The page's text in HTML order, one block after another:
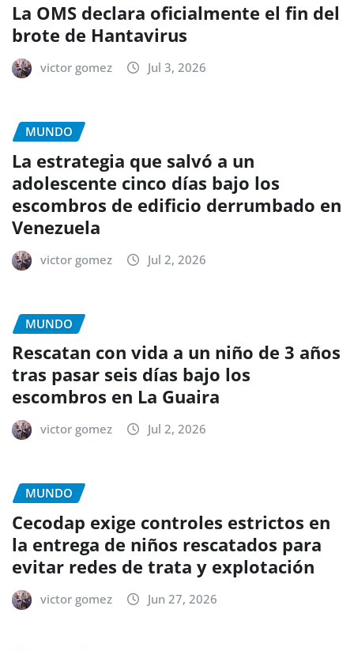
La OMS declara oficialmente el fin del
brote de Hantavirus
victor gomez Jul 3, 2026
MUNDO
La estrategia que salvó a un
adolescente cinco días bajo los
escombros de edificio derrumbado en
Venezuela
victor gomez Jul 2, 2026
MUNDO
Rescatan con vida a un niño de 3 años
tras pasar seis días bajo los
escombros en La Guaira
victor gomez Jul 2, 2026
MUNDO
Cecodap exige controles estrictos en
la entrega de niños rescatados para
evitar redes de trata y explotación
victor gomez Jun 27, 2026